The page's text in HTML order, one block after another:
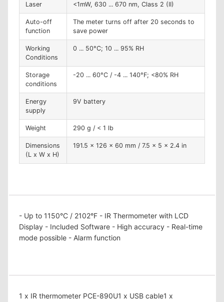
Laser <1mW, 630 ... 670 nm, Class 2 (II)
Auto-off
function
The meter turns off after 20 seconds to
save power
Working
Conditions
0 ... 50°C; 10 ... 95% RH
Storage
conditions
-20 ... 60°C / -4 ... 140°F; <80% RH
Energy
supply
9V battery
Weight 290 g / < 1 lb
Dimensions
(L x W x H)
191.5 x 126 x 60 mm / 7.5 x 5 x 2.4 in
- Up to 1150°C / 2102°F - IR Thermometer with LCD
Display - Included Software - High accuracy - Real-time
mode possible - Alarm function
1 x IR thermometer PCE-890U1 x USB cable1 x